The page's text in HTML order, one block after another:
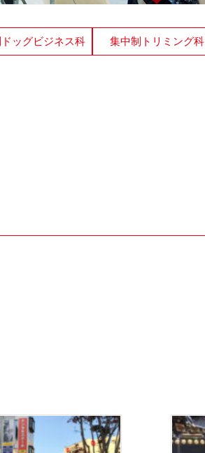
ッグビジネス科 集中制トリミング科